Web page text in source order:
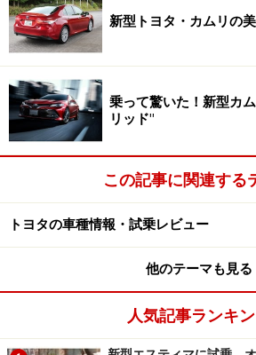
新型トヨタ・カムリの
乗って驚いた！新型カ
リッド"
この記事に関連する
トヨタの車種情報・試乗レビュー
他のテーマも見る
人気記事ランキ